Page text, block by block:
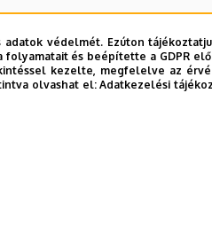
védelmét. Ezúton
és beépítette a GDPR
kezelte, megfelelve az
olvashat el:Adatkezelési